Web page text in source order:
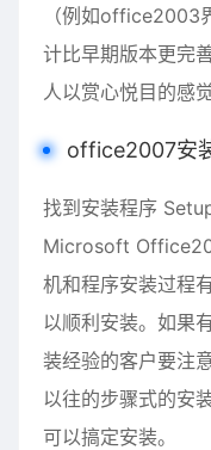
（例如office2003
计比早期版本更完
人以赏心悦目的感觉
office2007安
找到安装程序
Microsoft
机和程序安装过程
以顺利安装。如
装经验的客户要注
以往的步骤式的安
可以搞定安装。